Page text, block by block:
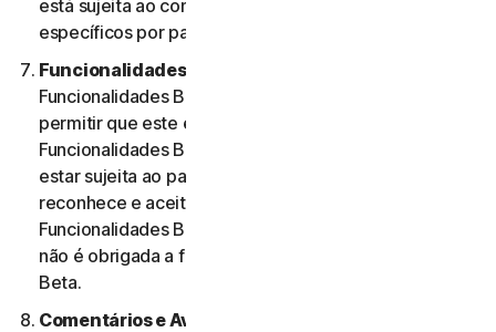
está sujeita ao comprimento desses termos
específicos por parte do mesmo.
Funcionalidades Beta.
Funcionalidades Beta nos Serviços para o Utilizador e
permitir que este envie comentários. A utilização de
Funcionalidades Beta por parte do Utilizador pode
estar sujeita ao pagamento de taxas. O Utilizador
reconhece e aceita que a sua utilização de
Funcionalidades Beta é voluntária e a NortonLifeLock
não é obrigada a fornecer quaisquer Funcionalidades
Beta.
Comentários e Avaliações.